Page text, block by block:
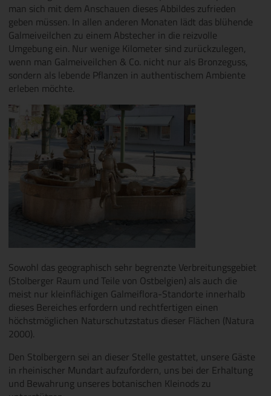
man sich mit dem Anschauen dieses Abbildes zufrieden
geben müssen. In allen anderen Monaten lädt das blühende
Galmeiveilchen zu einem Abstecher in die reizvolle
Umgebung ein. Nur wenige Kilometer sind zurückzulegen,
wenn man Galmeiveilchen & Co. nicht nur als Bronzeguss,
sondern als lebende Pflanzen in authentischem Ambiente
erleben möchte.
Sowohl das geographisch sehr begrenzte Verbreitungsgebiet
(Stolberger Raum und Teile von Ostbelgien) als auch die
meist nur kleinflächigen Galmeiflora-Standorte innerhalb
dieses Bereiches erfordern und rechtfertigen einen
höchstmöglichen Naturschutzstatus dieser Flächen (Natura
2000).
Den Stolbergern sei an dieser Stelle gestattet, unsere Gäste
in rheinischer Mundart aufzufordern, uns bei der Erhaltung
und Bewahrung unseres botanischen Kleinods zu